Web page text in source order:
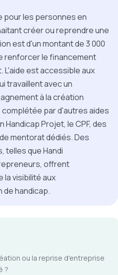
pour les personnes en
créer ou reprendre une
est d'un montant de 3 000
renforcer le financement
L'aide est accessible aux
travaillent avec un
à la création
par d'autres aides
Handicap Projet, le CPF, des
mentorat dédiés. Des
telles que Handi
offrent
la visibilité aux
handicap.
ou la reprise d'entreprise
?